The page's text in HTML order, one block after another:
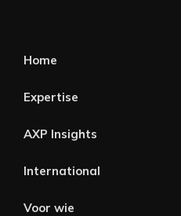
Home
Expertise
AXP Insights
International
Voor wie